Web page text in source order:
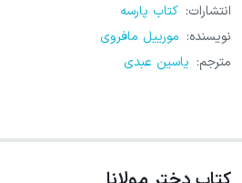
انتشارات: کتاب پارسه
نویسنده: مورییل مافروی
مترجم: یاسین عبدی